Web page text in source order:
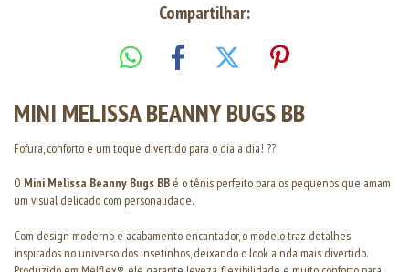
Compartilhar:
MINI MELISSA BEANNY BUGS BB
Fofura, conforto e um toque divertido para o dia a dia! ??
O Mini Melissa Beanny Bugs BB é o tênis perfeito para os pequenos que amam
um visual delicado com personalidade.
Com design moderno e acabamento encantador, o modelo traz detalhes
inspirados no universo dos insetinhos, deixando o look ainda mais divertido.